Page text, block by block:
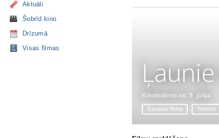
Aktuāli
Šobrīd kino
Drīzumā
Visas filmas
Kinoteātros no 9. jūlija
Šausmu filma Trilleris